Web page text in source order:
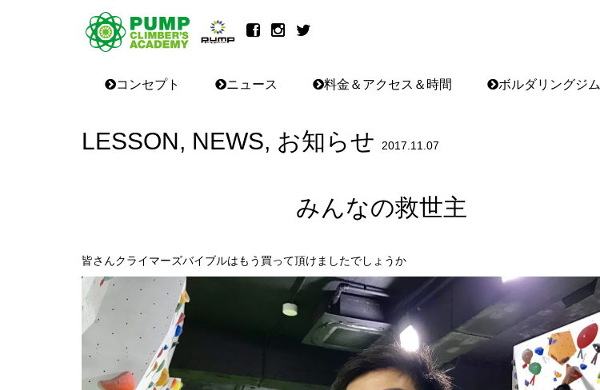
コンセプト ニュース 料金＆アクセス＆時間 ボルダリングジム
LESSON, NEWS, お知らせ 2017.11.07
みんなの救世主
皆さんクライマーズバイブルはもう買って頂けましたでしょうか